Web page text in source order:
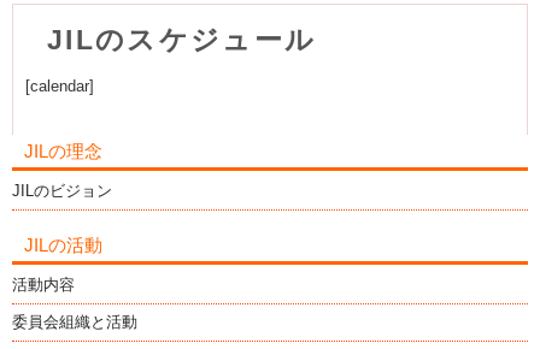
JILのスケジュール
[calendar]
JILの理念
JILのビジョン
JILの活動
活動内容
委員会組織と活動